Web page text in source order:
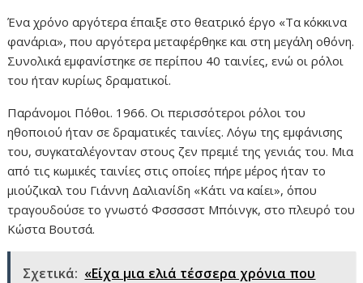
Ένα χρόνο αργότερα έπαιξε στο θεατρικό έργο «Τα κόκκινα
φανάρια», που αργότερα μεταφέρθηκε και στη μεγάλη οθόνη.
Συνολικά εμφανίστηκε σε περίπου 40 ταινίες, ενώ οι ρόλοι
του ήταν κυρίως δραματικοί.
Παράνομοι Πόθοι. 1966. Οι περισσότεροι ρόλοι του
ηθοποιού ήταν σε δραματικές ταινίες. Λόγω της εμφάνισης
του, συγκαταλέγονταν στους ζεν πρεμιέ της γενιάς του. Μια
από τις κωμικές ταινίες στις οποίες πήρε μέρος ήταν το
μιούζικαλ του Γιάννη Δαλιανίδη «Κάτι να καίει», όπου
τραγουδούσε το γνωστό Φσσσσστ Μπόινγκ, στο πλευρό του
Κώστα Βουτσά.
Σχετικά: «Είχα μια ελιά τέσσερα χρόνια που